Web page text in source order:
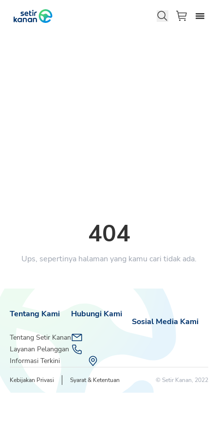
404
Ups, sepertinya halaman yang kamu cari tidak ada.
Tentang Kami
Tentang Setir Kanan
Layanan Pelanggan
Informasi Terkini
Sosial Media Kami
Hubungi Kami
Kebijakan Privasi Syarat & Ketentuan © Setir Kanan, 2022